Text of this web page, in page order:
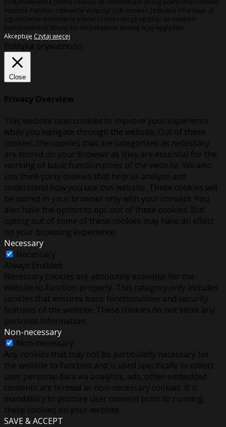
przechowywania plików cookies. W ustawieniach przeglądarki internetowej
możecie Państwo całkowicie wyłączyć pliki cookies. Jednakże informuje, iż
ograniczenia stosowania plików cookies mogą wpłynąć na niektóre
funkcjonalności Strony lub niepożądane zmiany w jej wyglądzie.
Akceptuję Czytaj więcej
Polityka prywatności
Close
Privacy Overview
This website uses cookies to improve your experience
while you navigate through the website. Out of these
cookies, the cookies that are categorized as necessary
are stored on your browser as they are essential for the
working of basic functionalities of the website. We also
use third-party cookies that help us analyze and
understand how you use this website. These cookies will
be stored in your browser only with your consent. You
also have the option to opt-out of these cookies. But
opting out of some of these cookies may have an effect
on your browsing experience.
Necessary
Necessary
Always Enabled
Necessary cookies are absolutely essential for the
website to function properly. This category only includes
cookies that ensures basic functionalities and security
features of the website. These cookies do not store any
personal information.
Non-necessary
Non-necessary
Any cookies that may not be particularly necessary for
the website to function and is used specifically to collect
user personal data via analytics, ads, other embedded
contents are termed as non-necessary cookies. It is
mandatory to procure user consent prior to running
these cookies on your website.
SAVE & ACCEPT